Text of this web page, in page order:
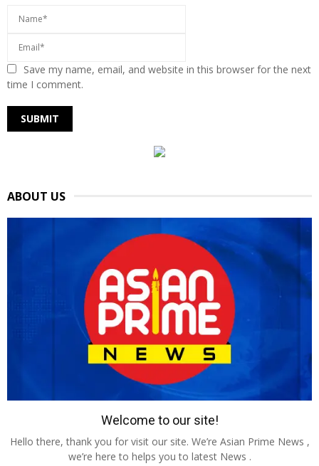
Save my name, email, and website in this browser for the next
time I comment.
ABOUT US
Welcome to our site!
Hello there, thank you for visit our site. We’re Asian Prime News ,
we’re here to helps you to latest News .